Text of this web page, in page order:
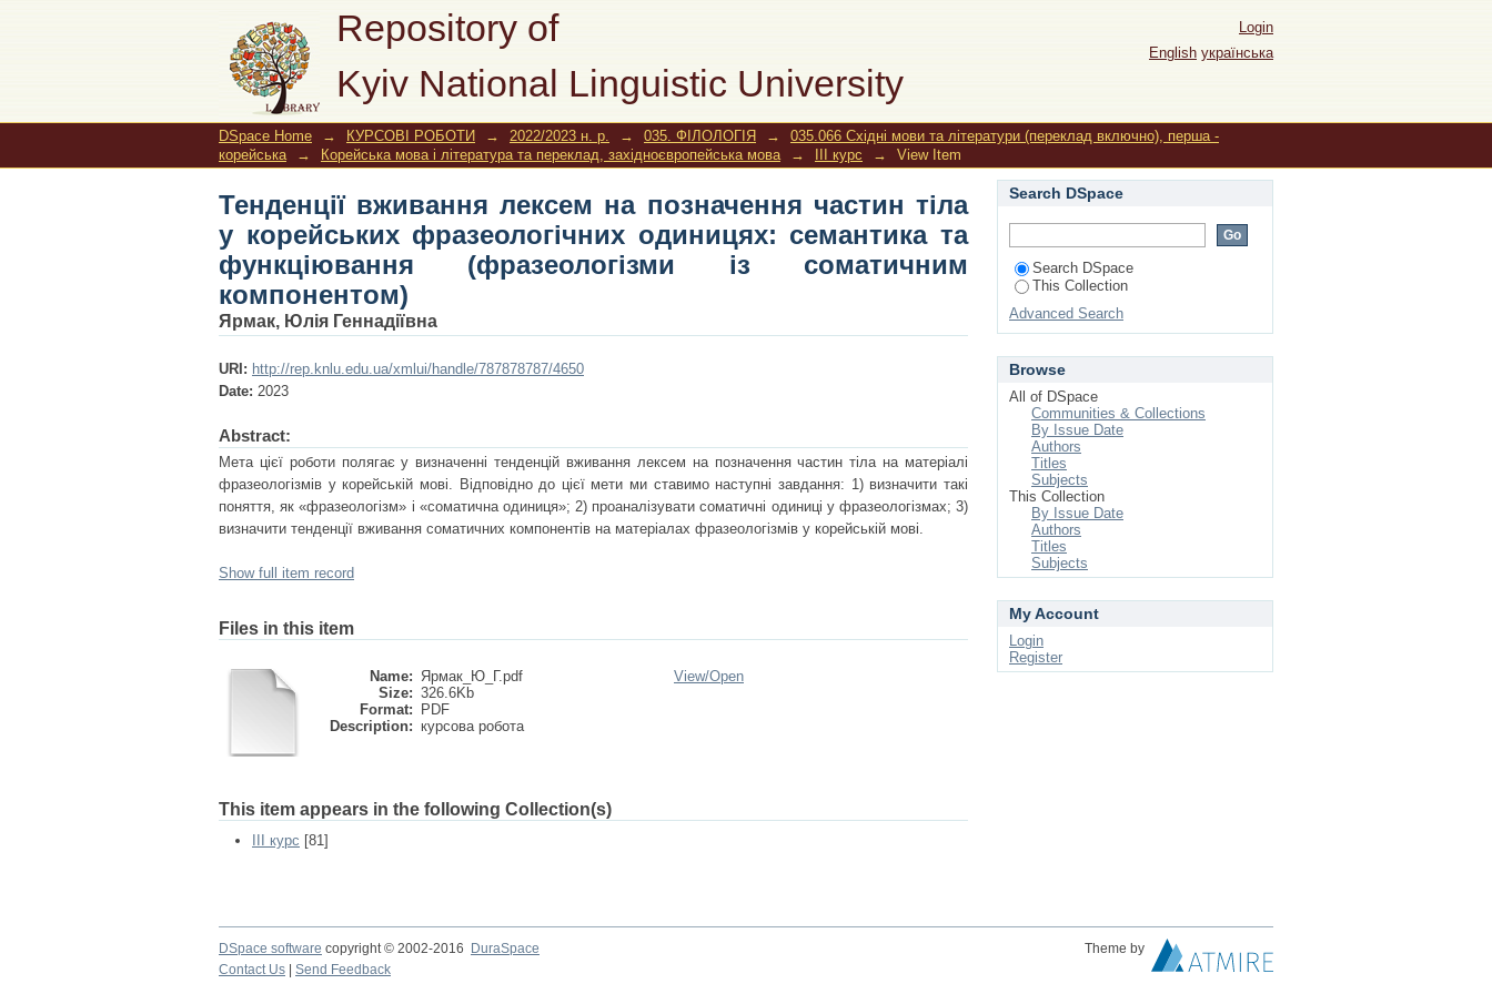
Repository of
Kyiv National Linguistic University
Тенденції вживання лексем на позначення частин тіла у корейських
фразеологічних одиницях: семантика та функціювання (фразеологізми із
соматичним компонентом)
Login
English українська
DSpace Home → КУРСОВІ РОБОТИ → 2022/2023 н. р. → 035. ФІЛОЛОГІЯ →
035.066 Східні мови та літератури (переклад включно), перша -
корейська
→ Корейська мова і література та переклад, західноєвропейська мова → III курс → View Item
Тенденції вживання лексем на позначення частин тіла
у корейських фразеологічних одиницях: семантика та
функціювання (фразеологізми із соматичним
компонентом)
Ярмак, Юлія Геннадіївна
URI: http://rep.knlu.edu.ua/xmlui/handle/787878787/4650
Date: 2023
Abstract:
Мета цієї роботи полягає у визначенні тенденцій вживання лексем на позначення частин тіла на матеріалі
фразеологізмів у корейській мові. Відповідно до цієї мети ми ставимо наступні завдання: 1) визначити такі
поняття, як «фразеологізм» і «соматична одиниця»; 2) проаналізувати соматичні одиниці у фразеологізмах; 3)
визначити тенденції вживання соматичних компонентів на матеріалах фразеологізмів у корейській мові.
Show full item record
Files in this item
Name: Ярмак_Ю_Г.pdf
Size: 326.6Kb
Format:
PDF
Description: курсова робота
View/Open
This item appears in the following Collection(s)
III курс [81]
Search DSpace
Search DSpace
This Collection
Advanced Search
Browse
All of DSpace
Communities & Collections
By Issue Date
Authors
Titles
Subjects
This Collection
By Issue Date
Authors
Titles
Subjects
My Account
Login
Register
DSpace software copyright © 2002-2016 DuraSpace
Theme by
Contact Us
Send Feedback